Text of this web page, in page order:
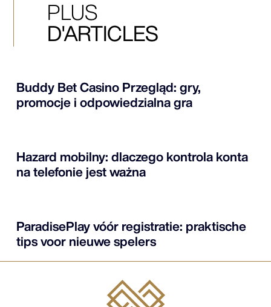
PLUS
D'ARTICLES
Buddy Bet Casino Przegląd: gry,
promocje i odpowiedzialna gra
Hazard mobilny: dlaczego kontrola konta
na telefonie jest ważna
ParadisePlay vóór registratie: praktische
tips voor nieuwe spelers